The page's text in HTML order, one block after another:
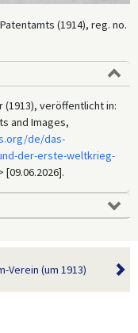
(1914), reg. no.
(1913), veröffentlicht in:
and Images,
de/das-
der-erste-weltkrieg-
[09.06.2026].
Verein (um 1913)